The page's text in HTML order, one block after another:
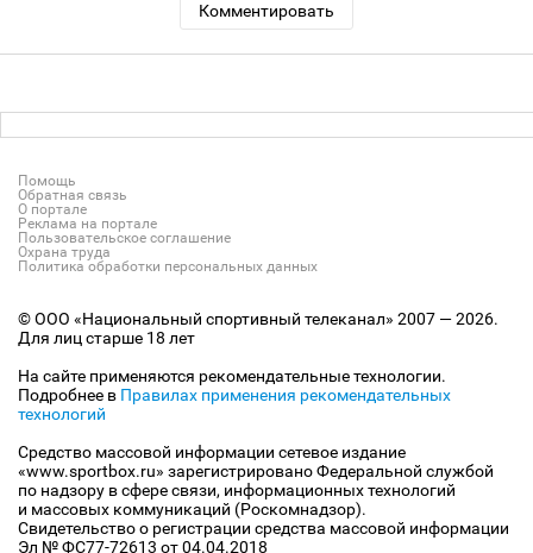
Комментировать
Помощь
Обратная связь
О портале
Реклама на портале
Пользовательское соглашение
Охрана труда
Политика обработки персональных данных
© ООО «Национальный спортивный телеканал» 2007 — 2026.
Для лиц старше 18 лет
На сайте применяются рекомендательные технологии.
Подробнее в Правилах применения рекомендательных
технологий
Средство массовой информации сетевое издание
«www.sportbox.ru» зарегистрировано Федеральной службой
по надзору в сфере связи, информационных технологий
и массовых коммуникаций (Роскомнадзор).
Свидетельство о регистрации средства массовой информации
Эл № ФС77-72613 от 04.04.2018